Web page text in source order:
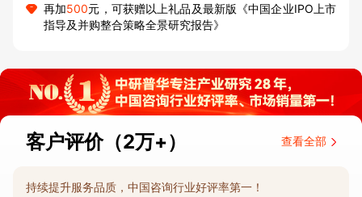
再加500元，可获赠以上礼品及最新版《中国企业IPO上市
指导及并购整合策略全景研究报告》
客户评价（2万+） 查看全部
持续提升服务品质，中国咨询行业好评率第一！